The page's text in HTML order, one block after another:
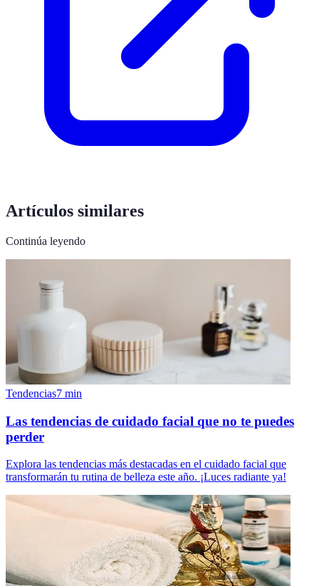
Artículos similares
Continúa leyendo
Tendencias7 min
Las tendencias de cuidado facial que no te puedes
perder
Explora las tendencias más destacadas en el cuidado facial que
transformarán tu rutina de belleza este año. ¡Luces radiante ya!